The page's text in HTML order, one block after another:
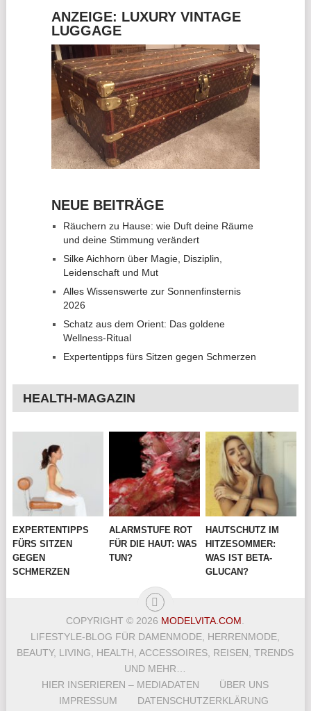
ANZEIGE: LUXURY VINTAGE
LUGGAGE
NEUE BEITRÄGE
Räuchern zu Hause: wie Duft deine Räume
und deine Stimmung verändert
Silke Aichhorn über Magie, Disziplin,
Leidenschaft und Mut
Alles Wissenswerte zur Sonnenfinsternis
2026
Schatz aus dem Orient: Das goldene
Wellness-Ritual
Expertentipps fürs Sitzen gegen Schmerzen
HEALTH-MAGAZIN
EXPERTENTIPPS
FÜRS SITZEN
GEGEN
SCHMERZEN
ALARMSTUFE ROT
FÜR DIE HAUT: WAS
TUN?
HAUTSCHUTZ IM
HITZESOMMER:
WAS IST BETA-
GLUCAN?
COPYRIGHT © 2026 MODELVITA.COM
LIFESTYLE-BLOG FÜR DAMENMODE, HERRENMODE,
BEAUTY, LIVING, HEALTH, ACCESSOIRES, REISEN, TRENDS
UND MEHR…
HIER INSERIEREN – MEDIADATEN
ÜBER UNS
IMPRESSUM
DATENSCHUTZERKLÄRUNG